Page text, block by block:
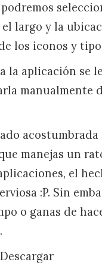
largo y la
los iconos y
la aplicación se
manualmente
manejas un
el
:P. Sin
o ganas de